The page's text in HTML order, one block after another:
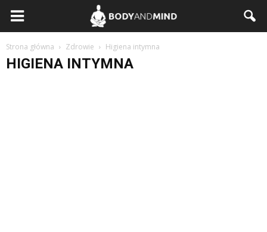
BodyAndMind.pl
Strona główna Zdrowie Higiena intymna
HIGIENA INTYMNA